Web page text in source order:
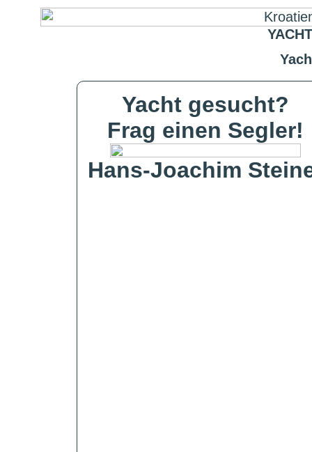
Yacht gesucht?
Frag einen Segler!
Hans-Joachim